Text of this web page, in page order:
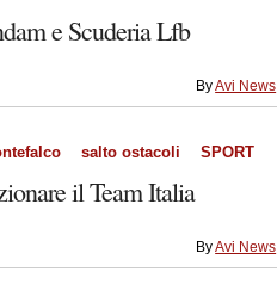
e Scuderia Lfb
ByAvi News
salto ostacoli
SPORT
il Team Italia
ByAvi News